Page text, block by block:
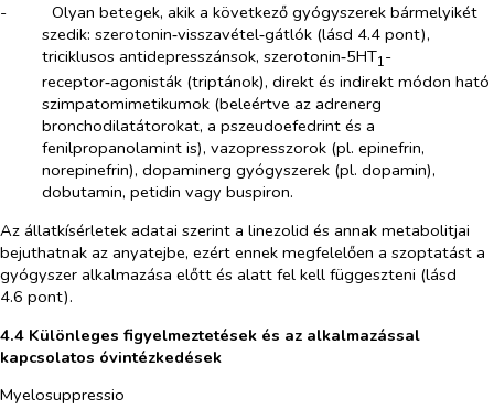
-​
Olyan betegek, akik a következő gyógyszerek bármelyikét
szedik: szerotonin‑visszavétel‑gátlók (lásd 4.4 pont),
triciklusos antidepresszánsok, szerotonin‑5HT1-
receptor‑agonisták (triptánok), direkt és indirekt módon ható
szimpatomimetikumok (beleértve az adrenerg
bronchodilatátorokat, a pszeudoefedrint és a
fenilpropanolamint is), vazopresszorok (pl. epinefrin,
norepinefrin), dopaminerg gyógyszerek (pl. dopamin),
dobutamin, petidin vagy buspiron.
Az állatkísérletek adatai szerint a linezolid és annak metabolitjai
bejuthatnak az anyatejbe, ezért ennek megfelelően a szoptatást a
gyógyszer alkalmazása előtt és alatt fel kell függeszteni (lásd
4.6 pont).
4.4 Különleges figyelmeztetések és az alkalmazással
kapcsolatos óvintézkedések
Myelosuppressio